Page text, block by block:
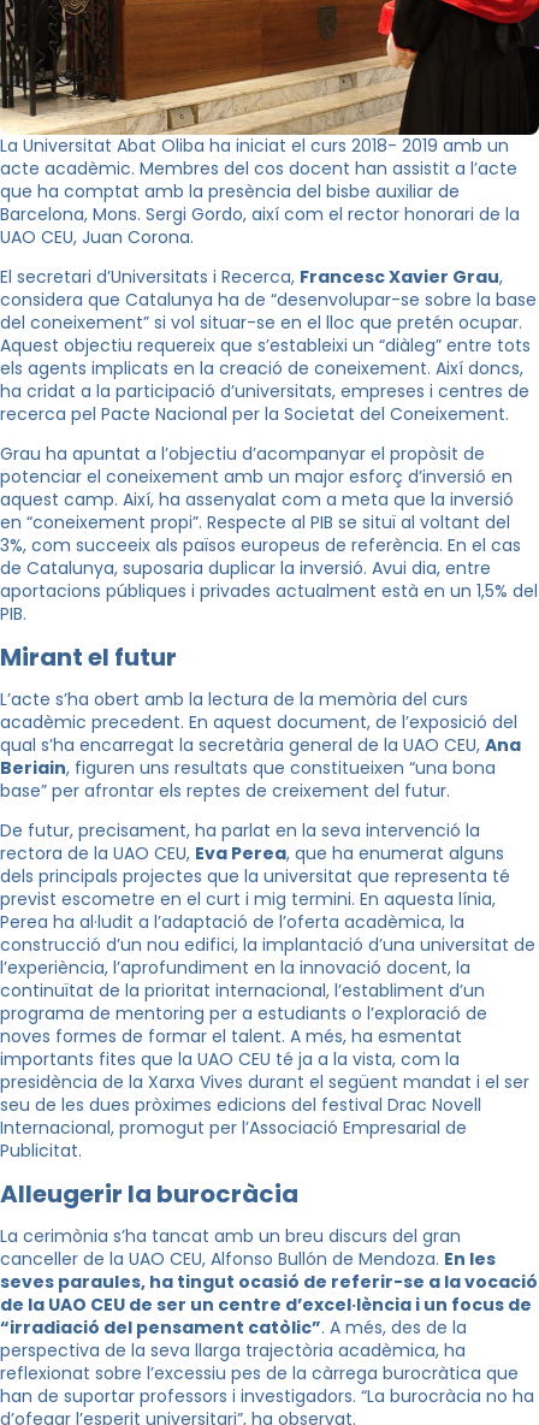
La Universitat Abat Oliba ha iniciat el curs 2018- 2019 amb un
acte acadèmic. Membres del cos docent han assistit a l’acte
que ha comptat amb la presència del bisbe auxiliar de
Barcelona, Mons. Sergi Gordo, així com el rector honorari de la
UAO CEU, Juan Corona.
El secretari d’Universitats i Recerca, Francesc Xavier Grau,
considera que Catalunya ha de “desenvolupar-se sobre la base
del coneixement” si vol situar-se en el lloc que pretén ocupar.
Aquest objectiu requereix que s’estableixi un “diàleg” entre tots
els agents implicats en la creació de coneixement. Així doncs,
ha cridat a la participació d’universitats, empreses i centres de
recerca pel Pacte Nacional per la Societat del Coneixement.
Grau ha apuntat a l’objectiu d’acompanyar el propòsit de
potenciar el coneixement amb un major esforç d’inversió en
aquest camp. Així, ha assenyalat com a meta que la inversió
en “coneixement propi”. Respecte al PIB se situï al voltant del
3%, com succeeix als països europeus de referència. En el cas
de Catalunya, suposaria duplicar la inversió. Avui dia, entre
aportacions públiques i privades actualment està en un 1,5% del
PIB.
Mirant el futur
L’acte s’ha obert amb la lectura de la memòria del curs
acadèmic precedent. En aquest document, de l’exposició del
qual s’ha encarregat la secretària general de la UAO CEU, Ana
Beriain, figuren uns resultats que constitueixen “una bona
base” per afrontar els reptes de creixement del futur.
De futur, precisament, ha parlat en la seva intervenció la
rectora de la UAO CEU, Eva Perea, que ha enumerat alguns
dels principals projectes que la universitat que representa té
previst escometre en el curt i mig termini. En aquesta línia,
Perea ha al·ludit a l’adaptació de l’oferta acadèmica, la
construcció d’un nou edifici, la implantació d’una universitat de
l’experiència, l’aprofundiment en la innovació docent, la
continuïtat de la prioritat internacional, l’establiment d’un
programa de mentoring per a estudiants o l’exploració de
noves formes de formar el talent. A més, ha esmentat
importants fites que la UAO CEU té ja a la vista, com la
presidència de la Xarxa Vives durant el següent mandat i el ser
seu de les dues pròximes edicions del festival Drac Novell
Internacional, promogut per l’Associació Empresarial de
Publicitat.
Alleugerir la burocràcia
La cerimònia s’ha tancat amb un breu discurs del gran
canceller de la UAO CEU, Alfonso Bullón de Mendoza. En les
seves paraules, ha tingut ocasió de referir-se a la vocació
de la UAO CEU de ser un centre d’excel·lència i un focus de
“irradiació del pensament catòlic”. A més, des de la
perspectiva de la seva llarga trajectòria acadèmica, ha
reflexionat sobre l’excessiu pes de la càrrega burocràtica que
han de suportar professors i investigadors. “La burocràcia no ha
d’ofegar l’esperit universitari”, ha observat.